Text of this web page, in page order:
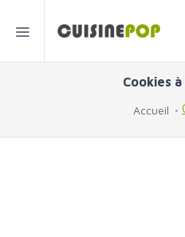
Cookies
Accueil